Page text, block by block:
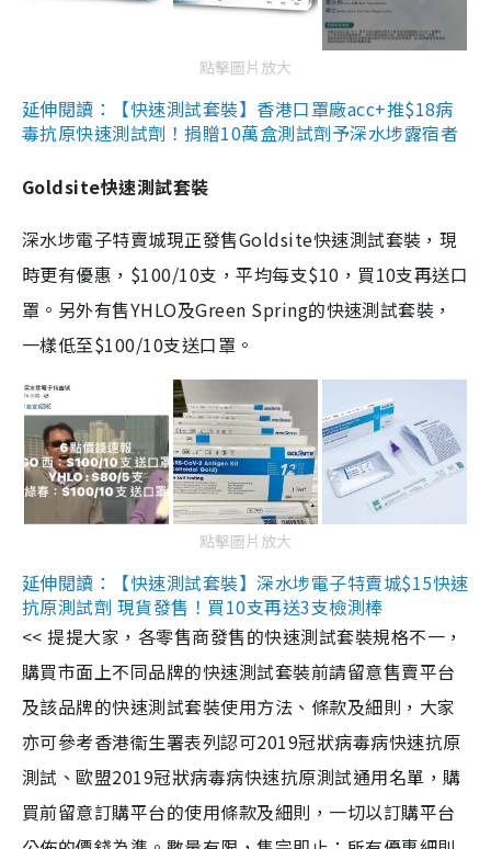
點擊圖片放大
延伸閱讀：【快速測試套裝】香港口罩廠acc+推$18病
毒抗原快速測試劑！捐贈10萬盒測試劑予深水埗露宿者
Goldsite快速測試套裝
深水埗電子特賣城現正發售Goldsite快速測試套裝，現
時更有優惠，$100/10支，平均每支$10，買10支再送口
罩。另外有售YHLO及Green Spring的快速測試套裝，
一樣低至$100/10支送口罩。
點擊圖片放大
延伸閱讀：【快速測試套裝】深水埗電子特賣城$15快速
抗原測試劑 現貨發售！買10支再送3支檢測棒
<< 提提大家，各零售商發售的快速測試套裝規格不一，
購買市面上不同品牌的快速測試套裝前請留意售賣平台
及該品牌的快速測試套裝使用方法、條款及細則，大家
亦可參考香港衞生署表列認可2019冠狀病毒病快速抗原
測試、歐盟2019冠狀病毒病快速抗原測試通用名單，購
買前留意訂購平台的使用條款及細則，一切以訂購平台